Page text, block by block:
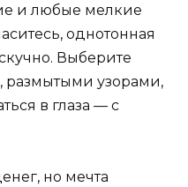
и любые мелкие
однотонная
Выберите
размытыми узорами,
в глаза — с